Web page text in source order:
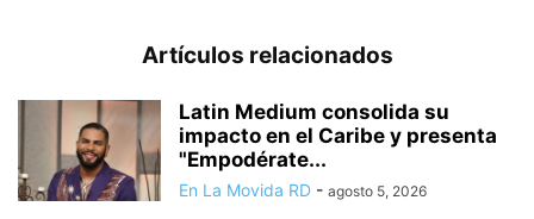
Artículos relacionados
Latin Medium consolida su
impacto en el Caribe y presenta
"Empodérate...
En La Movida RD - agosto 5, 2026